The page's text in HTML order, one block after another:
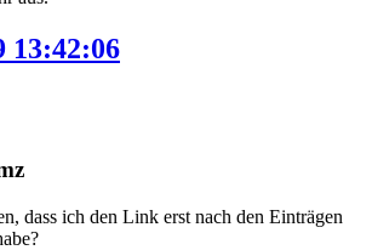
13:42:06
dass ich den Link erst nach den Einträgen